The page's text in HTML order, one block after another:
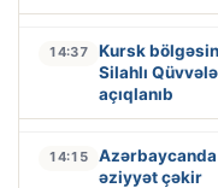
14:37
Kursk
Silahlı
açıqlanıb
14:15
Azərbaycanda
əziyyət çəkir